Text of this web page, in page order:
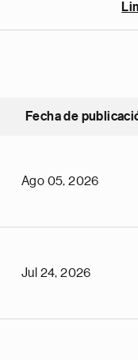
Fecha de
Ago 05, 2026
Jul 24, 2026